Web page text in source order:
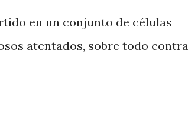
en un conjunto de células
atentados, sobre todo